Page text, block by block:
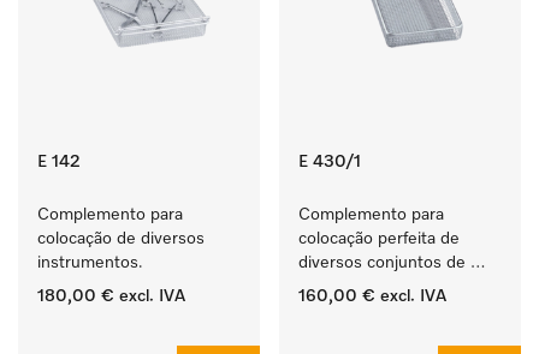
E 142
Complemento para
colocação de diversos
instrumentos.
180,00 € excl. IVA
E 430/1
Complemento para
colocação perfeita de
diversos conjuntos de
instrumentos.
160,00 € excl. IVA